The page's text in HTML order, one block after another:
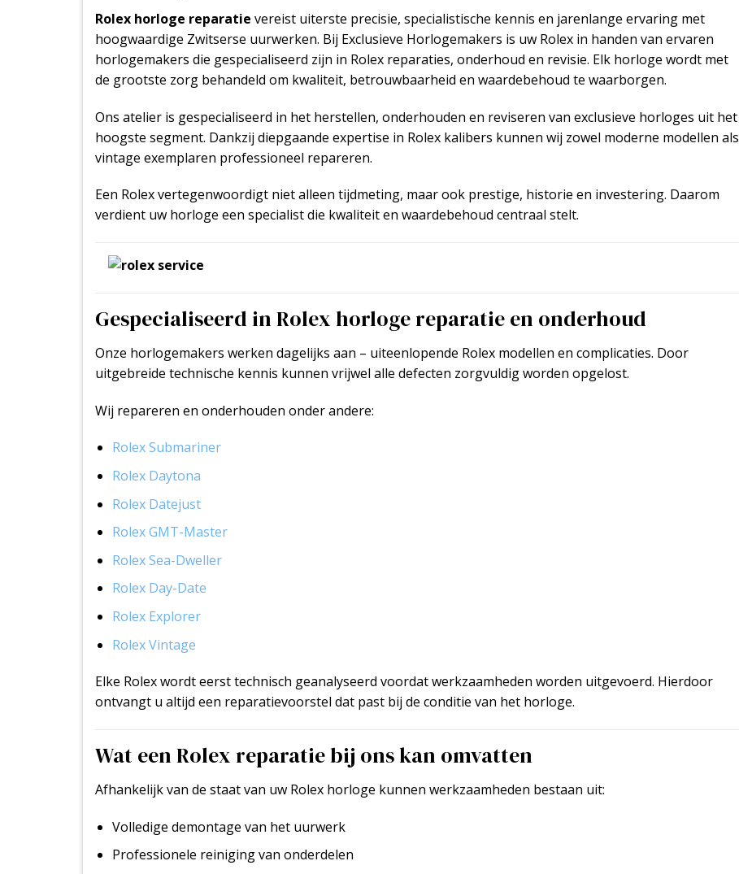
Rolex horloge reparatie vereist uiterste precisie, specialistische kennis en jarenlange ervaring met
hoogwaardige Zwitserse uurwerken. Bij Exclusieve Horlogemakers is uw Rolex in handen van ervaren
horlogemakers die gespecialiseerd zijn in Rolex reparaties, onderhoud en revisie. Elk horloge wordt met
de grootste zorg behandeld om kwaliteit, betrouwbaarheid en waardebehoud te waarborgen.
Ons atelier is gespecialiseerd in het herstellen, onderhouden en reviseren van exclusieve horloges uit het
hoogste segment. Dankzij diepgaande expertise in Rolex kalibers kunnen wij zowel moderne modellen als
vintage exemplaren professioneel repareren.
Een Rolex vertegenwoordigt niet alleen tijdmeting, maar ook prestige, historie en investering. Daarom
verdient uw horloge een specialist die kwaliteit en waardebehoud centraal stelt.
Gespecialiseerd in Rolex horloge reparatie en onderhoud
Onze horlogemakers werken dagelijks aan – uiteenlopende Rolex modellen en complicaties. Door
uitgebreide technische kennis kunnen vrijwel alle defecten zorgvuldig worden opgelost.
Wij repareren en onderhouden onder andere:
Rolex Submariner
Rolex Daytona
Rolex Datejust
Rolex GMT-Master
Rolex Sea-Dweller
Rolex Day-Date
Rolex Explorer
Rolex Vintage
Elke Rolex wordt eerst technisch geanalyseerd voordat werkzaamheden worden uitgevoerd. Hierdoor
ontvangt u altijd een reparatievoorstel dat past bij de conditie van het horloge.
Wat een Rolex reparatie bij ons kan omvatten
Afhankelijk van de staat van uw Rolex horloge kunnen werkzaamheden bestaan uit:
Volledige demontage van het uurwerk
Professionele reiniging van onderdelen